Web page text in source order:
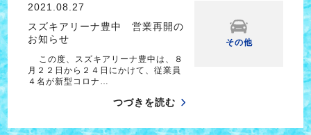
2021.08.27
スズキアリーナ豊中 営業再開の
お知らせ
この度、スズキアリーナ豊中は、８
月２２日から２４日にかけて、従業員
４名が新型コロナ…
つづきを読む
その他